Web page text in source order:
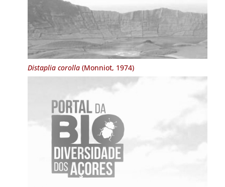
Distaplia corolla(Monniot, 1974)